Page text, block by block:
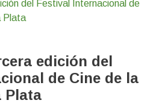
edición del
de Cine de la
Plata